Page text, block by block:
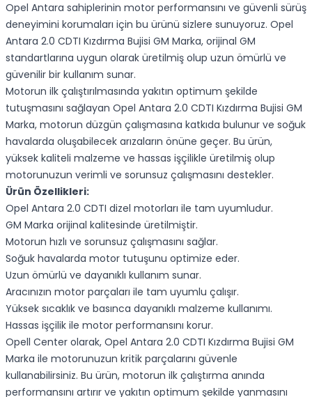
Opel Antara sahiplerinin motor performansını ve güvenli sürüş
deneyimini korumaları için bu ürünü sizlere sunuyoruz. Opel
Antara 2.0 CDTI Kızdırma Bujisi GM Marka, orijinal GM
standartlarına uygun olarak üretilmiş olup uzun ömürlü ve
güvenilir bir kullanım sunar.
Motorun ilk çalıştırılmasında yakıtın optimum şekilde
tutuşmasını sağlayan Opel Antara 2.0 CDTI Kızdırma Bujisi GM
Marka, motorun düzgün çalışmasına katkıda bulunur ve soğuk
havalarda oluşabilecek arızaların önüne geçer. Bu ürün,
yüksek kaliteli malzeme ve hassas işçilikle üretilmiş olup
motorunuzun verimli ve sorunsuz çalışmasını destekler.
Ürün Özellikleri:
Opel Antara 2.0 CDTI dizel motorları ile tam uyumludur.
GM Marka orijinal kalitesinde üretilmiştir.
Motorun hızlı ve sorunsuz çalışmasını sağlar.
Soğuk havalarda motor tutuşunu optimize eder.
Uzun ömürlü ve dayanıklı kullanım sunar.
Aracınızın motor parçaları ile tam uyumlu çalışır.
Yüksek sıcaklık ve basınca dayanıklı malzeme kullanımı.
Hassas işçilik ile motor performansını korur.
Opell Center olarak, Opel Antara 2.0 CDTI Kızdırma Bujisi GM
Marka ile motorunuzun kritik parçalarını güvenle
kullanabilirsiniz. Bu ürün, motorun ilk çalıştırma anında
performansını artırır ve yakıtın optimum şekilde yanmasını